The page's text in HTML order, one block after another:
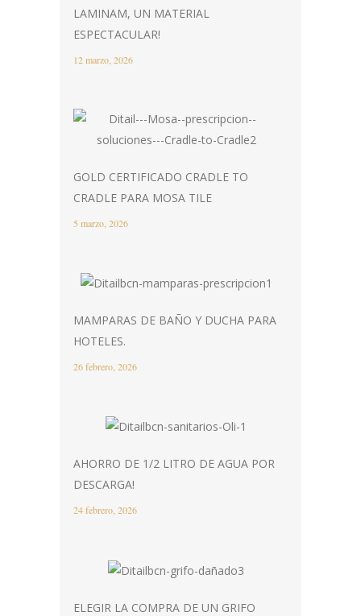
LAMINAM, UN MATERIAL
ESPECTACULAR!
12 marzo, 2026
GOLD CERTIFICADO CRADLE TO
CRADLE PARA MOSA TILE
5 marzo, 2026
MAMPARAS DE BAÑO Y DUCHA PARA
HOTELES.
26 febrero, 2026
AHORRO DE 1/2 LITRO DE AGUA POR
DESCARGA!
24 febrero, 2026
ELEGIR LA COMPRA DE UN GRIFO